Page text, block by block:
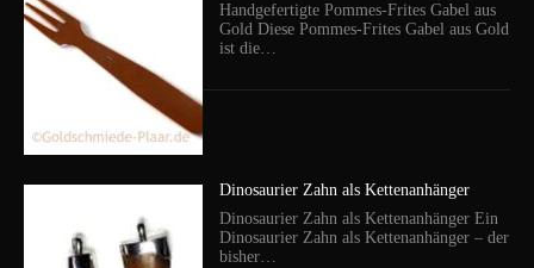
Handgefertigte Pommes-Frites Gabel aus
Gold Diese Pommes-Frites Gabel aus Gold
ist die…
Dinosaurier Zahn als Kettenanhänger
Dinosaurier Zahn als Kettenanhänger Ein
Dinosaurier Zahn als Kettenanhänger – der
bisher…